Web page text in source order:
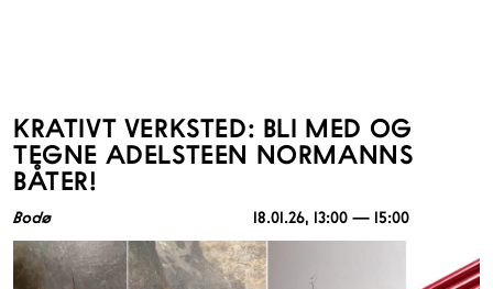
KRATIVT VERKSTED: BLI MED OG
TEGNE ADELSTEEN NORMANNS
BÅTER!
Bodø 18.01.26, 13:00 — 15:00